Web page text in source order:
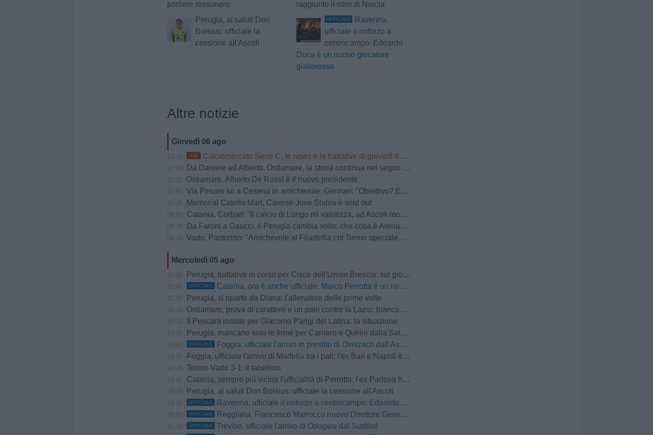
portiere rossonero
raggiunto il ritiro di Norcia
Perugia, ai saluti Don
Bolsius: ufficiale la
cessione all'Ascoli
UFFICIALE
Ravenna,
ufficiale il rinforzo a
centrocampo: Edoardo
Duca è un nuovo giocatore
giallorosso
Altre notizie
Giovedì 06 ago
LIVE Calciomercato Serie C, le news e le trattative di giovedì 6 agosto | LIVE
Da Daniele ad Alberto. Ostiamare, la storia continua nel segno dei De Rossi
Ostiamare, Alberto De Rossi è il nuovo presidente
Vis Pesaro ko a Cesena in amichevole. Gennari: "Obiettivo? Essere pronti per il Perugia in Coppa Italia"
Memorial Catello Mari, Cavese-Juve Stabia è sold out
Catania, Corbari: "Il calcio di Longo mi valorizza, ad Ascoli momenti indescrivibili"
Da Faroni a Gaucci, il Perugia cambia volto: che cosa è ArenaCuri?
Vado, Pastorino: "Amichevole al Filadelfia col Torino speciale, noi senza paura"
Mercoledì 05 ago
Perugia, trattativa in corso per Cisco dell'Union Brescia: sul giocatore forte interesse anche della Pro Vercelli
UFFICIALE Catania, ora è anche ufficiale: Marco Perrotta è un nuovo difensore rossazzurro
Perugia, si riparte da Diana: l'allenatore delle prime volte
Ostiamare, prova di carattere e un palo contro la Lazio: biancoviola sconfitti per 4-0 nel test amichevole
Il Pescara insiste per Giacomo Parigi del Latina: la situazione
Perugia, mancano solo le firme per Carriero e Quirini dalla Salernitana
UFFICIALE Foggia, ufficiale l'arrivo in prestito di Oviszach dall'Ascoli
Foggia, ufficiale l'arrivo di Marfella tra i pali: l'ex Bari e Napoli è un nuovo portiere rossonero
Torino-Vado 3-1: il tabellino
Catania, sempre più vicina l'ufficialità di Perrotta: l'ex Padova ha raggiunto il ritiro di Norcia
Perugia, ai saluti Don Bolsius: ufficiale la cessione all'Ascoli
UFFICIALE Ravenna, ufficiale il rinforzo a centrocampo: Edoardo Duca è un nuovo giocatore giallorosso
UFFICIALE Reggiana, Francesco Marroccu nuovo Direttore Generale dell'Area Tecnica
UFFICIALE Treviso, ufficiale l'arrivo di Odogwu dal Sudtirol